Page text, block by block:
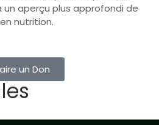
aperçu plus approfondi de
nutrition.
un Don